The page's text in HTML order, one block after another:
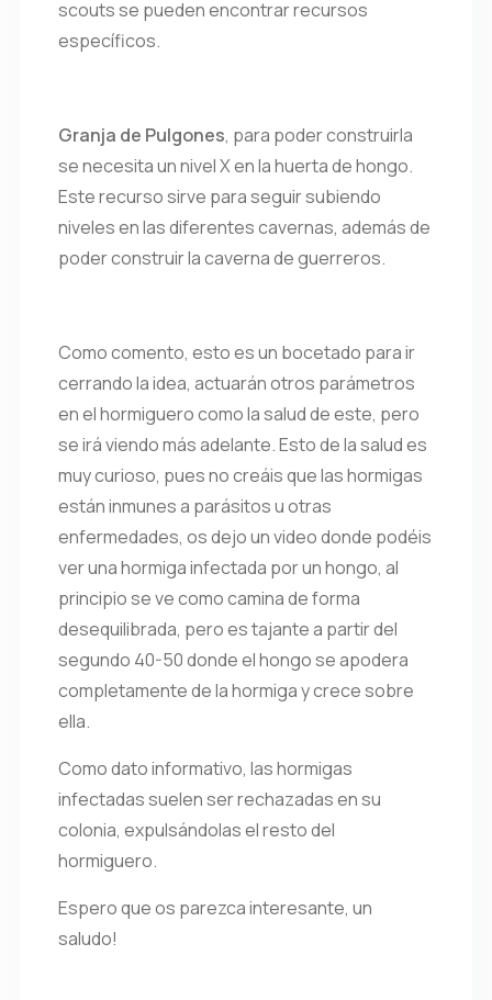
scouts se pueden encontrar recursos
específicos.
Granja de Pulgones, para poder construirla
se necesita un nivel X en la huerta de hongo.
Este recurso sirve para seguir subiendo
niveles en las diferentes cavernas, además de
poder construir la caverna de guerreros.
Como comento, esto es un bocetado para ir
cerrando la idea, actuarán otros parámetros
en el hormiguero como la salud de este, pero
se irá viendo más adelante. Esto de la salud es
muy curioso, pues no creáis que las hormigas
están inmunes a parásitos u otras
enfermedades, os dejo un video donde podéis
ver una hormiga infectada por un hongo, al
principio se ve como camina de forma
desequilibrada, pero es tajante a partir del
segundo 40-50 donde el hongo se apodera
completamente de la hormiga y crece sobre
ella.
Como dato informativo, las hormigas
infectadas suelen ser rechazadas en su
colonia, expulsándolas el resto del
hormiguero.
Espero que os parezca interesante, un
saludo!